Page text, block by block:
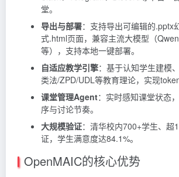
堂。
导出与部署：支持导出可编辑的.pptx
式.html页面，兼容主流大模型（
等），支持本地一键部署。
自适应教学引擎：基于认知学生建模
类法/ZPD/UDL等教育理论，实现
课堂管理Agent：实时感知课堂状态
序与讨论节奏。
大规模验证：清华校内700+学生、超
证，学生满意度达84.1%。
OpenMAIC的核心优势